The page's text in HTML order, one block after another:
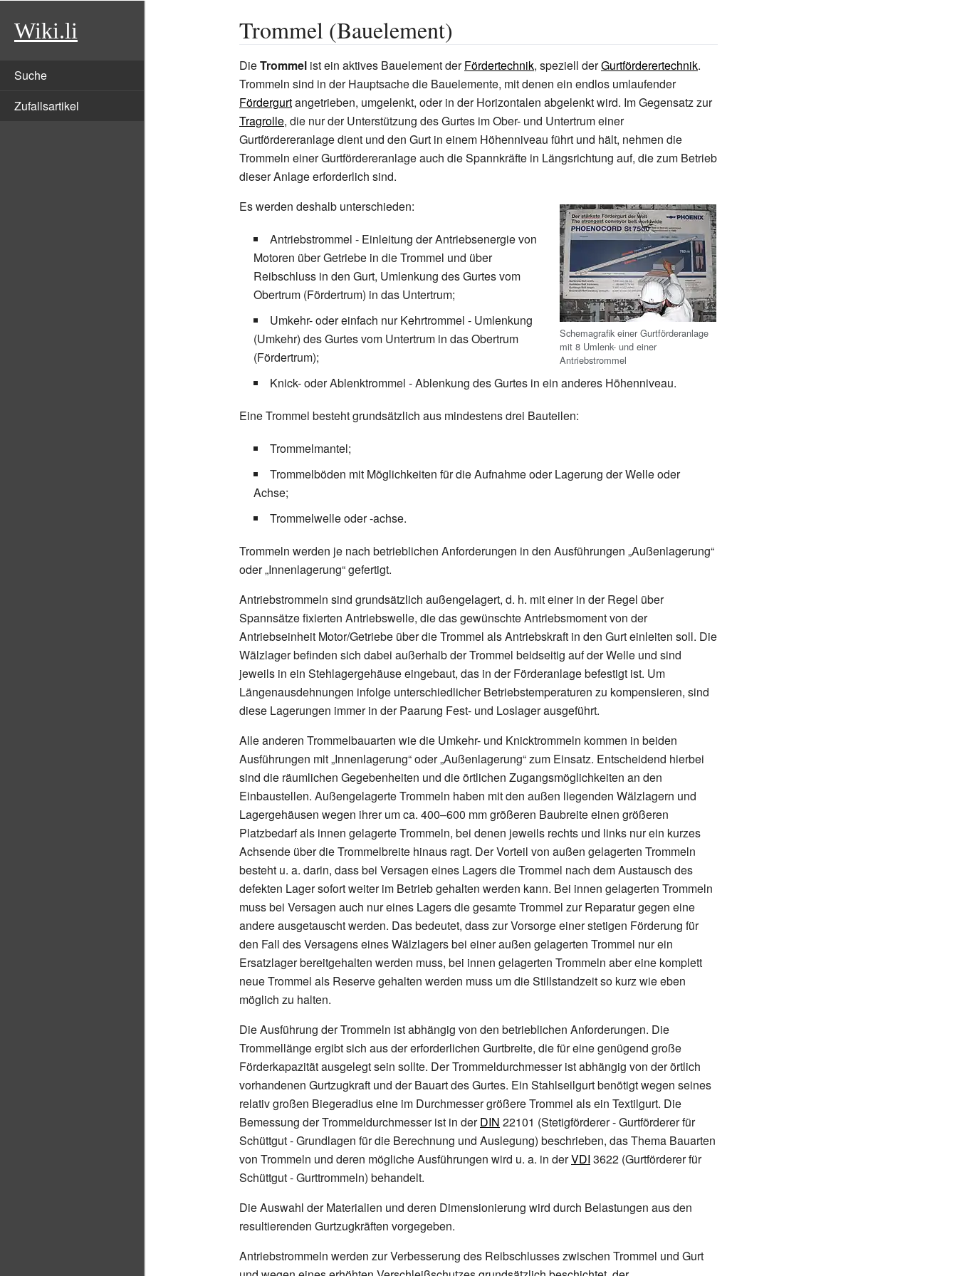
Wiki.li
Suche
Zufallsartikel
Trommel (Bauelement)
DieTrommel ist ein aktives Bauelement derFördertechnik, speziell derGurtförderertechnik.
Trommeln sind in der Hauptsache die Bauelemente, mit denen ein endlos umlaufender
Fördergurtangetrieben, umgelenkt, oder in der Horizontalen abgelenkt wird. Im Gegensatz zur
Tragrolle, die nur der Unterstützung des Gurtes im Ober- und Untertrum einer
Gurtfördereranlage dient und den Gurt in einem Höhenniveau führt und hält, nehmen die
Trommeln einer Gurtfördereranlage auch die Spannkräfte in Längsrichtung auf, die zum Betrieb
dieser Anlage erforderlich sind.
Schemagrafik einer Gurtförderanlage
mit 8 Umlenk- und einer
Antriebstrommel
Es werden deshalb unterschieden:
Antriebstrommel - Einleitung der Antriebsenergie von
Motoren über Getriebe in die Trommel und über
Reibschluss in den Gurt, Umlenkung des Gurtes vom
Obertrum (Fördertrum) in das Untertrum;
Umkehr- oder einfach nur Kehrtrommel - Umlenkung
(Umkehr) des Gurtes vom Untertrum in das Obertrum
(Fördertrum);
Knick- oder Ablenktrommel - Ablenkung des Gurtes in ein anderes Höhenniveau.
Eine Trommel besteht grundsätzlich aus mindestens drei Bauteilen:
Trommelmantel;
Trommelböden mit Möglichkeiten für die Aufnahme oder Lagerung der Welle oder
Achse;
Trommelwelle oder -achse.
Trommeln werden je nach betrieblichen Anforderungen in den Ausführungen „Außenlagerung“
oder „Innenlagerung“ gefertigt.
Antriebstrommeln sind grundsätzlich außengelagert, d. h. mit einer in der Regel über
Spannsätze fixierten Antriebswelle, die das gewünschte Antriebsmoment von der
Antriebseinheit Motor/Getriebe über die Trommel als Antriebskraft in den Gurt einleiten soll. Die
Wälzlager befinden sich dabei außerhalb der Trommel beidseitig auf der Welle und sind
jeweils in ein Stehlagergehäuse eingebaut, das in der Förderanlage befestigt ist. Um
Längenausdehnungen infolge unterschiedlicher Betriebstemperaturen zu kompensieren, sind
diese Lagerungen immer in der Paarung Fest- und Loslager ausgeführt.
Alle anderen Trommelbauarten wie die Umkehr- und Knicktrommeln kommen in beiden
Ausführungen mit „Innenlagerung“ oder „Außenlagerung“ zum Einsatz. Entscheidend hierbei
sind die räumlichen Gegebenheiten und die örtlichen Zugangsmöglichkeiten an den
Einbaustellen. Außengelagerte Trommeln haben mit den außen liegenden Wälzlagern und
Lagergehäusen wegen ihrer um ca. 400–600 mm größeren Baubreite einen größeren
Platzbedarf als innen gelagerte Trommeln, bei denen jeweils rechts und links nur ein kurzes
Achsende über die Trommelbreite hinaus ragt. Der Vorteil von außen gelagerten Trommeln
besteht u. a. darin, dass bei Versagen eines Lagers die Trommel nach dem Austausch des
defekten Lager sofort weiter im Betrieb gehalten werden kann. Bei innen gelagerten Trommeln
muss bei Versagen auch nur eines Lagers die gesamte Trommel zur Reparatur gegen eine
andere ausgetauscht werden. Das bedeutet, dass zur Vorsorge einer stetigen Förderung für
den Fall des Versagens eines Wälzlagers bei einer außen gelagerten Trommel nur ein
Ersatzlager bereitgehalten werden muss, bei innen gelagerten Trommeln aber eine komplett
neue Trommel als Reserve gehalten werden muss um die Stillstandzeit so kurz wie eben
möglich zu halten.
Die Ausführung der Trommeln ist abhängig von den betrieblichen Anforderungen. Die
Trommellänge ergibt sich aus der erforderlichen Gurtbreite, die für eine genügend große
Förderkapazität ausgelegt sein sollte. Der Trommeldurchmesser ist abhängig von der örtlich
vorhandenen Gurtzugkraft und der Bauart des Gurtes. Ein Stahlseilgurt benötigt wegen seines
relativ großen Biegeradius eine im Durchmesser größere Trommel als ein Textilgurt. Die
Bemessung der Trommeldurchmesser ist in derDIN 22101 (Stetigförderer - Gurtförderer für
Schüttgut - Grundlagen für die Berechnung und Auslegung) beschrieben, das Thema Bauarten
von Trommeln und deren mögliche Ausführungen wird u. a. in derVDI 3622 (Gurtförderer für
Schüttgut - Gurttrommeln) behandelt.
Die Auswahl der Materialien und deren Dimensionierung wird durch Belastungen aus den
resultierenden Gurtzugkräften vorgegeben.
Antriebstrommeln werden zur Verbesserung des Reibschlusses zwischen Trommel und Gurt